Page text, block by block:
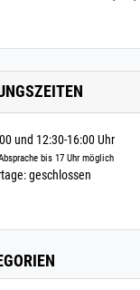
und 12:30-16:00 Uhr
bis 17 Uhr möglich
geschlossen